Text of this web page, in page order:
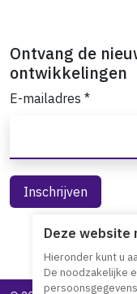
Ontvang de
ontwikkelingen
E-mailadres *
Deze website
Hieronder kunt u
De noodzakelijke